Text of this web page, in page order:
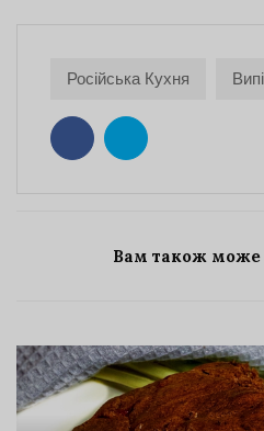
Російська Кухня
Вам також може